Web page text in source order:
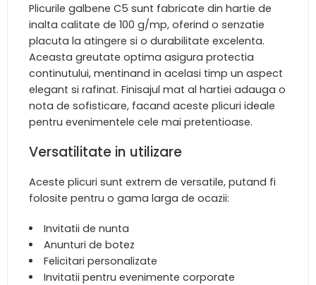
Plicurile galbene C5 sunt fabricate din hartie de
inalta calitate de 100 g/mp, oferind o senzatie
placuta la atingere si o durabilitate excelenta.
Aceasta greutate optima asigura protectia
continutului, mentinand in acelasi timp un aspect
elegant si rafinat. Finisajul mat al hartiei adauga o
nota de sofisticare, facand aceste plicuri ideale
pentru evenimentele cele mai pretentioase.
Versatilitate in utilizare
Aceste plicuri sunt extrem de versatile, putand fi
folosite pentru o gama larga de ocazii:
Invitatii de nunta
Anunturi de botez
Felicitari personalizate
Invitatii pentru evenimente corporate